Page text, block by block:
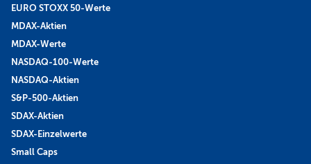
EURO STOXX 50-Werte
MDAX-Aktien
MDAX-Werte
NASDAQ-100-Werte
NASDAQ-Aktien
S&P-500-Aktien
SDAX-Aktien
SDAX-Einzelwerte
Small Caps